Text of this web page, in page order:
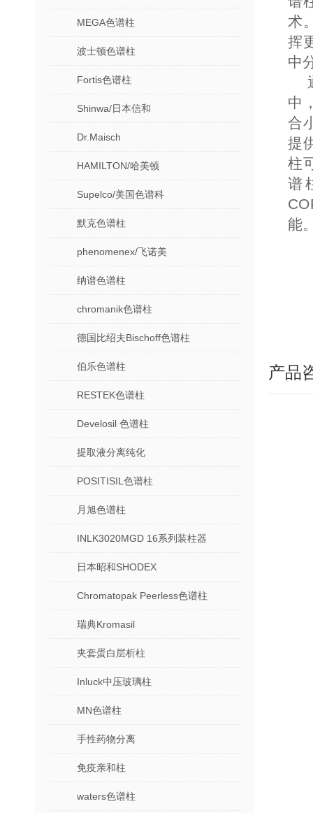
MEGA色谱柱
波士顿色谱柱
Fortis色谱柱
Shinwa/日本信和
Dr.Maisch
HAMILTON/哈美顿
Supelco/美国色谱科
默克色谱柱
phenomenex/飞诺美
纳谱色谱柱
chromanik色谱柱
德国比绍夫Bischoff色谱柱
伯乐色谱柱
RESTEK色谱柱
Develosil 色谱柱
提取液分离纯化
POSITISIL色谱柱
月旭色谱柱
INLK3020MGD 16系列装柱器
日本昭和SHODEX
Chromatopak Peerless色谱柱
瑞典Kromasil
夹套蛋白层析柱
Inluck中压玻璃柱
MN色谱柱
手性药物分离
免疫亲和柱
waters色谱柱
术
挥
中
中
合
提
柱
谱
能
产品